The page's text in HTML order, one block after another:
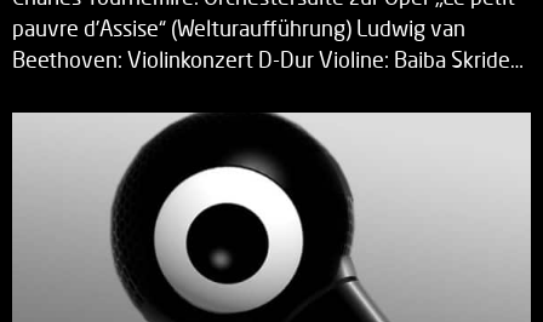
pauvre d’Assise“ (Welturaufführung) Ludwig van
Beethoven: Violinkonzert D-Dur Violine: Baiba Skride…